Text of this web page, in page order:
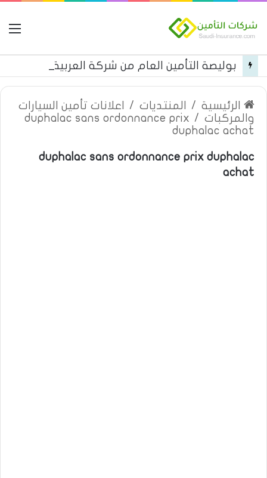
الرئيسية / المنتديات /
اعلانات تأمين السيارات
والمركبات /
duphalac sans ordonnance prix
duphalac achat
duphalac sans ordonnance prix duphalac
achat